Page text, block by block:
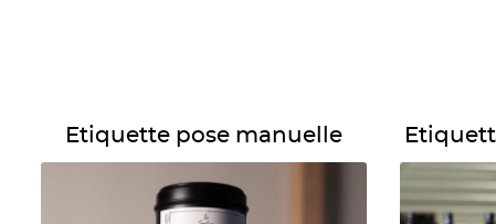
Etiquette pose manuelle
Détails Etiquette pose manuelle Détails